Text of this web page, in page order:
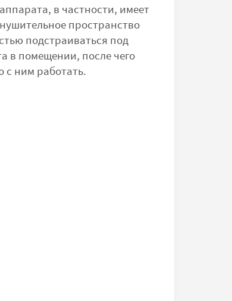
в частности, имеет
пространство
подстраиваться под
в помещении, после чего
с ним работать.